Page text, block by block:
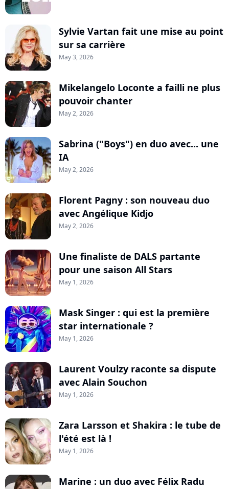
Sylvie Vartan fait une mise au point
sur sa carrière
May 3, 2026
Mikelangelo Loconte a failli ne plus
pouvoir chanter
May 2, 2026
Sabrina ("Boys") en duo avec... une
IA
May 2, 2026
Florent Pagny : son nouveau duo
avec Angélique Kidjo
May 2, 2026
Une finaliste de DALS partante
pour une saison All Stars
May 1, 2026
Mask Singer : qui est la première
star internationale ?
May 1, 2026
Laurent Voulzy raconte sa dispute
avec Alain Souchon
May 1, 2026
Zara Larsson et Shakira : le tube de
l'été est là !
May 1, 2026
Marine : un duo avec Félix Radu